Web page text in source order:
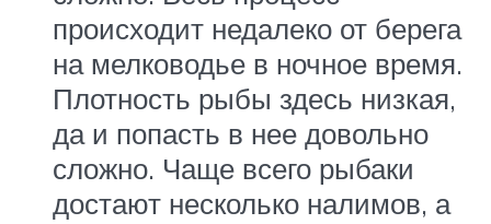
происходит недалеко от берега
на мелководье в ночное время.
Плотность рыбы здесь низкая,
да и попасть в нее довольно
сложно. Чаще всего рыбаки
достают несколько налимов, а